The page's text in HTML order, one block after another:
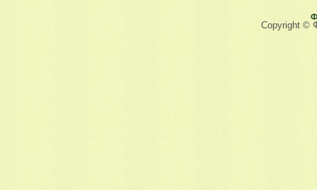
Copyright ©